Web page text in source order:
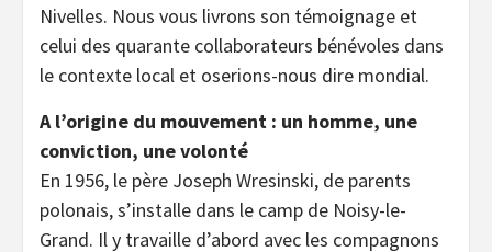
Nivelles. Nous vous livrons son témoignage et
celui des quarante collaborateurs bénévoles dans
le contexte local et oserions-nous dire mondial.
A l’origine du mouvement : un homme, une
conviction, une volonté
En 1956, le père Joseph Wresinski, de parents
polonais, s’installe dans le camp de Noisy-le-
Grand. Il y travaille d’abord avec les compagnons